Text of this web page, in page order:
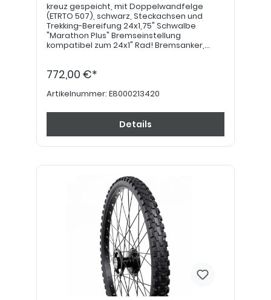
kreuz gespeicht, mit Doppelwandfelge
(ETRTO 507), schwarz, Steckachsen und
Trekking-Bereifung 24x1,75" Schwalbe
"Marathon Plus" Bremseinstellung
kompatibel zum 24x1" Rad! Bremsanker,
772,00 €*
Artikelnummer: E8000213420
Details